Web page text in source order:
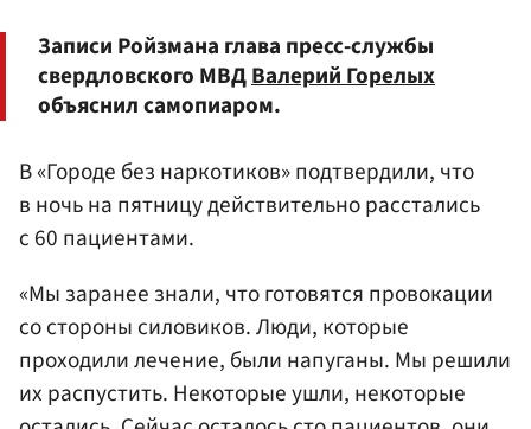
Записи Ройзмана глава пресс-службы
свердловского МВДВалерий Горелых
объяснил самопиаром.
В «Городе без наркотиков» подтвердили, что
в ночь на пятницу действительно расстались
с 60 пациентами.
«Мы заранее знали, что готовятся провокации
со стороны силовиков. Люди, которые
проходили лечение, были напуганы. Мы решили
их распустить. Некоторые ушли, некоторые